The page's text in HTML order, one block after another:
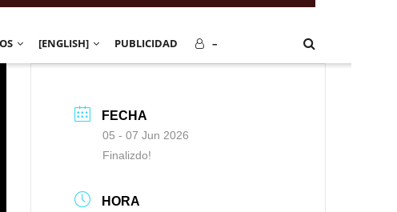
[ENGLISH] PUBLICIDAD –
FECHA
05 - 07 Jun 2026
Finalizdo!
HORA